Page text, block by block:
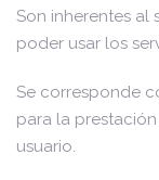
Son inherentes al
poder usar los
Se corresponde
para la
usuario.